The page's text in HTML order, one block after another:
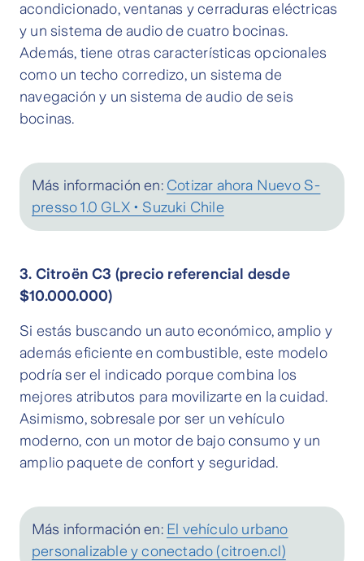
acondicionado, ventanas y cerraduras eléctricas
y un sistema de audio de cuatro bocinas.
Además, tiene otras características opcionales
como un techo corredizo, un sistema de
navegación y un sistema de audio de seis
bocinas.
Más información en: Cotizar ahora Nuevo S-
presso 1.0 GLX • Suzuki Chile
3. Citroën C3 (precio referencial desde
$10.000.000)
Si estás buscando un auto económico, amplio y
además eficiente en combustible, este modelo
podría ser el indicado porque combina los
mejores atributos para movilizarte en la cuidad.
Asimismo, sobresale por ser un vehículo
moderno, con un motor de bajo consumo y un
amplio paquete de confort y seguridad.
Más información en: El vehículo urbano
personalizable y conectado (citroen.cl)